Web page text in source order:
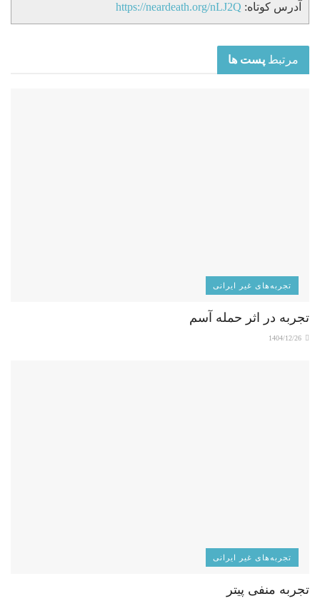
آدرس کوتاه: https://neardeath.org/nLJ2Q
مرتبط پست ها
تجربه‌های غیر ایرانی
تجربه در اثر حمله آسم
تجربه‌های غیر ایرانی
تجربه منفی پیتر